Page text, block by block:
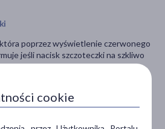
poprzez wyświetlenie czerwonego
jeśli nacisk szczoteczki na szkliwo
włókna główki wskazującymi na
cookie